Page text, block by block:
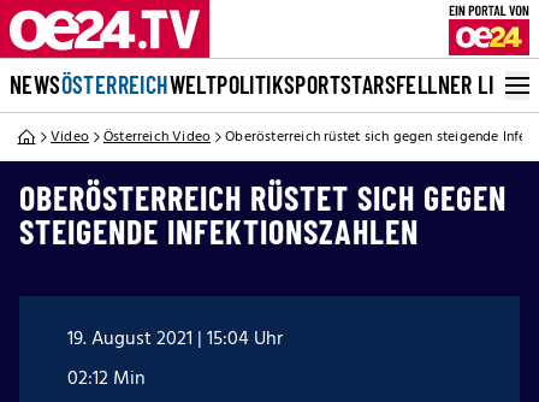
NEWSÖSTERREICHWELTPOLITIKSPORTSTARSFELLNER LIVE
Video Österreich Video Oberösterreich rüstet sich gegen steigende
OBERÖSTERREICH RÜSTET SICH GEGEN
STEIGENDE INFEKTIONSZAHLEN
19. August 2021 | 15:04 Uhr
02:12 Min